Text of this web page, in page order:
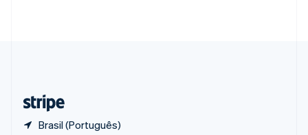
Brasil (Português)